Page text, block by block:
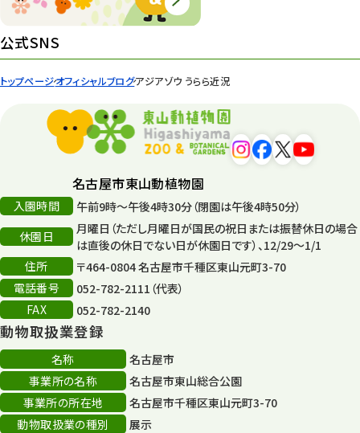
トップページオフィシャルブログアジアゾウ うらら近況
遊園地 6
平和公園
再生
再生フォーラム 14
80周年
その他
その他イベント
スカイタワー
年末年始のイベント
公式SNS
名古屋市東山動植物園
入園時間
午前9時～午後4時30分（閉園は午後4時50分）
休園日
月曜日（ただし月曜日が国民の祝日または振替休日の場合
は直後の休日でない日が休園日です）、12/29～1/1
住所
〒464-0804 名古屋市千種区東山元町3-70
電話番号
052-782-2111（代表）
FAX
052-782-2140
動物取扱業登録
名称
名古屋市
事業所の名称
名古屋市東山総合公園
事業所の所在地
名古屋市千種区東山元町3-70
動物取扱業の種別
展示